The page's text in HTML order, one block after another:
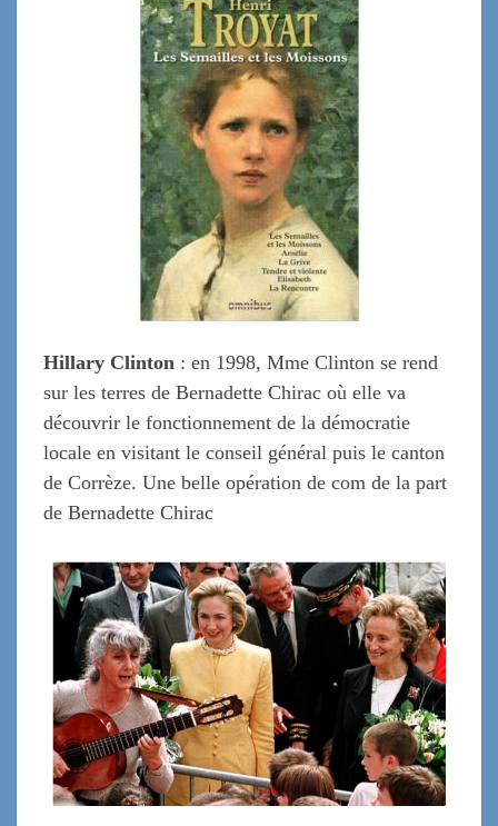
Hillary Clinton : en 1998, Mme Clinton se rend
sur les terres de Bernadette Chirac où elle va
découvrir le fonctionnement de la démocratie
locale en visitant le conseil général puis le canton
de Corrèze. Une belle opération de com de la part
de Bernadette Chirac